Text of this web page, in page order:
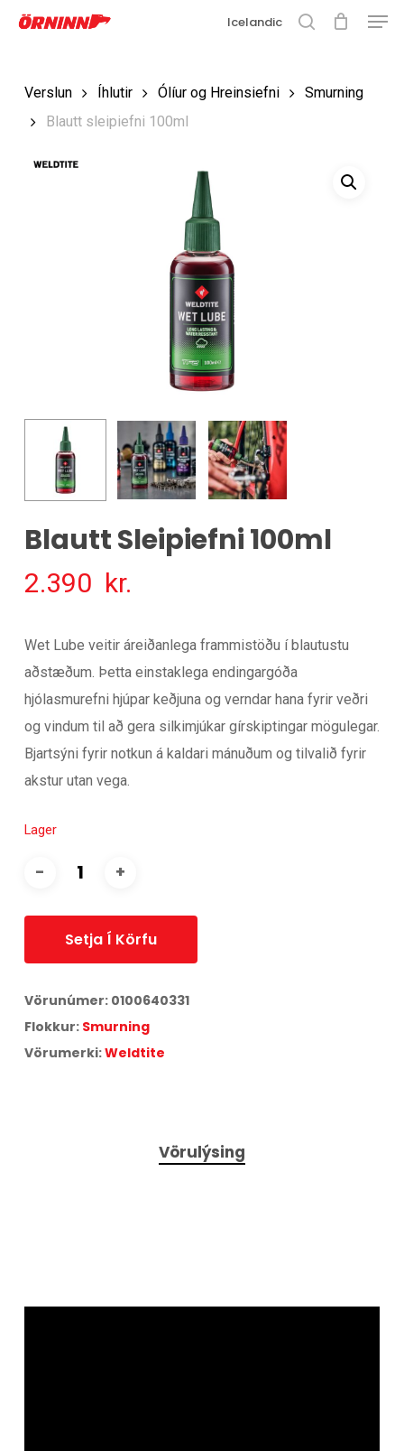
Fara
Loka
Icelandic
Verslun Íhlutir Ólíur og Hreinsiefni
Smurning
Blautt sleipiefni 100ml
Blautt Sleipiefni 100ml
2.390 kr.
Wet Lube veitir áreiðanlega frammistöðu í blautustu
aðstæðum. Þetta einstaklega endingargóða
hjólasmurefni hjúpar keðjuna og verndar hana fyrir veðri
og vindum til að gera silkimjúkar gírskiptingar mögulegar.
Bjartsýni fyrir notkun á kaldari mánuðum og tilvalið fyrir
akstur utan vega.
Lager
Setja Í Körfu
Vörunúmer: 0100640331
Flokkur: Smurning
Vörumerki:Weldtite
Vörulýsing